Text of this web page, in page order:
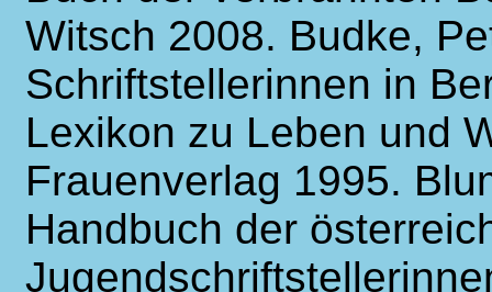
Witsch 2008. Budke,
Schriftstellerinnen in
Lexikon zu Leben und
Frauenverlag 1995.
Handbuch der